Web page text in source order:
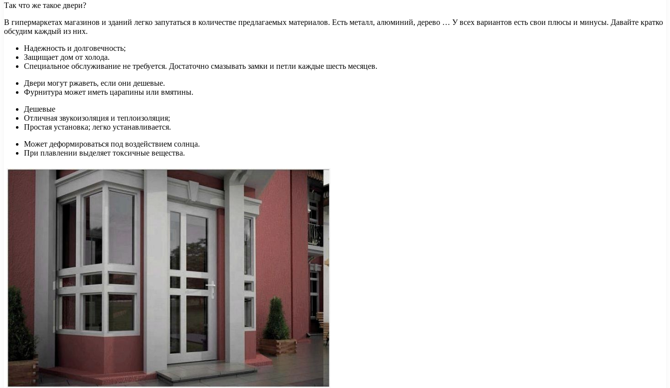
Так что же такое двери?
В гипермаркетах магазинов и зданий легко запутаться в количестве предлагаемых материалов. Есть металл, алюминий, дерево … У всех вариантов есть свои плюсы и минусы. Давайте кратко
обсудим каждый из них.
Надежность и долговечность;
Защищает дом от холода.
Специальное обслуживание не требуется. Достаточно смазывать замки и петли каждые шесть месяцев.
Двери могут ржаветь, если они дешевые.
Фурнитура может иметь царапины или вмятины.
Дешевые
Отличная звукоизоляция и теплоизоляция;
Простая установка; легко устанавливается.
Может деформироваться под воздействием солнца.
При плавлении выделяет токсичные вещества.